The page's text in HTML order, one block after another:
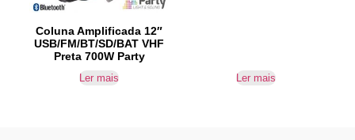
Coluna Amplificada 12″
USB/FM/BT/SD/BAT VHF
Preta 700W Party
Ler mais Ler mais